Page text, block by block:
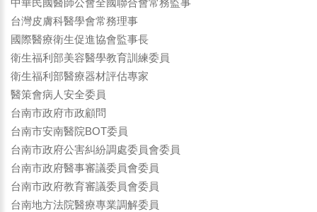
中華民國醫師公會全國聯合會常務監事
台灣皮膚科醫學會常務理事
國際醫療衛生促進協會監事長
衛生福利部美容醫學教育訓練委員
衛生福利部醫療器材評估專家
醫策會病人安全委員
台南市政府市政顧問
台南市安南醫院BOT委員
台南市政府公害糾紛調處委員會委員
台南市政府醫事審議委員會委員
台南市政府教育審議委員會委員
台南地方法院醫療專業調解委員